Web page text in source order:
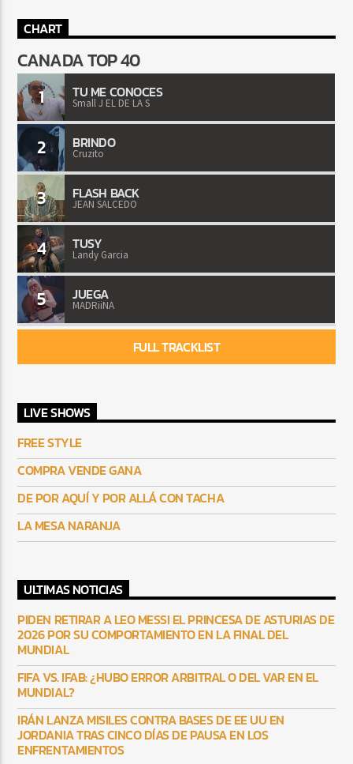
CHART
CANADA TOP 40
1 TU ME CONOCES
Small J EL DE LA S
2 BRINDO
Cruzito
3 FLASH BACK
JEAN SALCEDO
4 TUSY
Landy Garcia
5 JUEGA
MADRiiNA
FULL TRACKLIST
LIVE SHOWS
FREE STYLE
COMPRA VENDE GANA
DE POR AQUÍ Y POR ALLÁ CON TACHA
LA MESA NARANJA
ULTIMAS NOTICIAS
PIDEN RETIRAR A LEO MESSI EL PRINCESA DE ASTURIAS DE
2026 POR SU COMPORTAMIENTO EN LA FINAL DEL
MUNDIAL
FIFA VS. IFAB: ¿HUBO ERROR ARBITRAL O DEL VAR EN EL
MUNDIAL?
IRÁN LANZA MISILES CONTRA BASES DE EE UU EN
JORDANIA TRAS CINCO DÍAS DE PAUSA EN LOS
ENFRENTAMIENTOS